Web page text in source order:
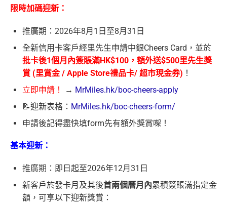
限時加碼迎新：
推廣期：2026年8月1日至8月31日
全新信用卡客戶經里先生申請中銀Cheers Card，並於
批卡後1個月內簽賬滿HK$100， 額外送$500⾥先⽣獎
賞 (⾥賞⾦ / Apple Store禮品卡/ 超市現⾦券) ！
立即申請！
→ MrMiles.hk/boc-cheers-apply
📝迎新表格： MrMiles.hk/boc-cheers-form/
申請後記得盡快填form先有額外獎賞㗎！
基本迎新：
推廣期：即日起至2026年12月31日
新客戶於發卡月及其後首兩個曆月內累積簽賬滿指定金
額，可享以下迎新獎賞：